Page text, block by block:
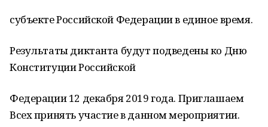
субъекте Российской Федерации в единое время.
Результаты диктанта будут подведены ко Дню
Конституции Российской
Федерации 12 декабря 2019 года. Приглашаем
Всех принять участие в данном мероприятии.